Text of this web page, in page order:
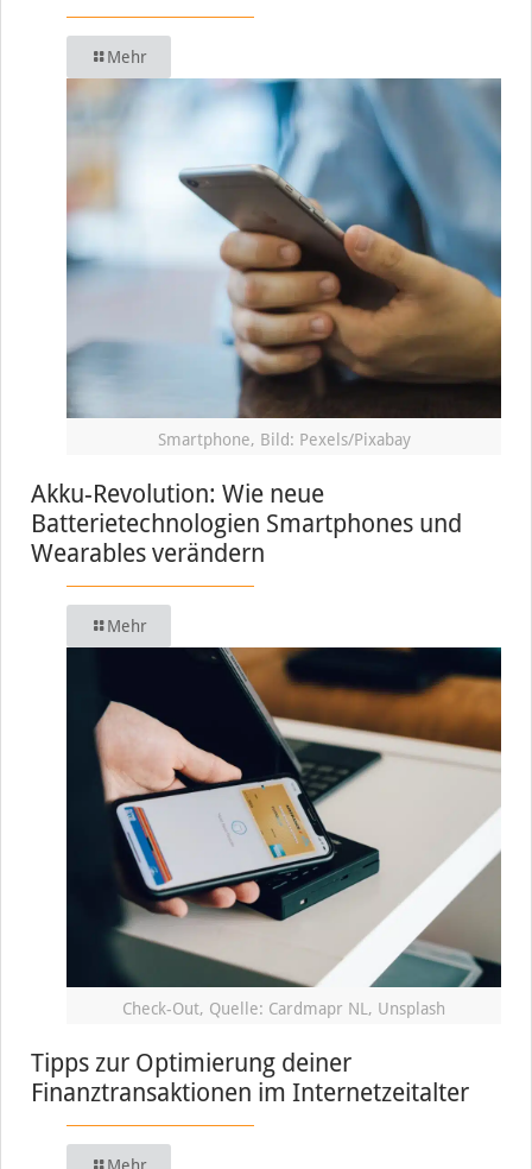
Mehr
Smartphone, Bild: Pexels/Pixabay
Akku-Revolution: Wie neue
Batterietechnologien Smartphones und
Wearables verändern
Mehr
Check-Out, Quelle: Cardmapr NL, Unsplash
Tipps zur Optimierung deiner
Finanztransaktionen im Internetzeitalter